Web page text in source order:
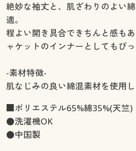
絶妙な袖丈と、肌ざわりのよい
適。
程よい開き具合できちんと感も
ャケットのインナーとしてもぴっ
-素材特徴-
肌なじみの良い綿混素材を使用し
■ポリエステル65%綿35%(天竺)
●洗濯機OK
●中国製